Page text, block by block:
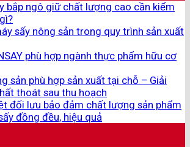
bắp ngô giữ chất lượng cao cần kiểm
sấy nông sản trong quy trình sản xuất
phù hợp ngành thực phẩm hữu cơ
sản phù hợp sản xuất tại chỗ – Giải
thoát sau thu hoạch
đối lưu bảo đảm chất lượng sản phẩm
đồng đều, hiệu quả